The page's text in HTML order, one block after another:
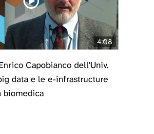
4:08
Capobianco dell'Univ.
data e le e-infrastructure
biomedica